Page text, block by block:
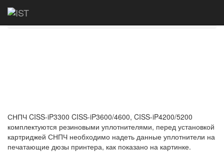
Главная
СНПЧ CISS-iP3300 CISS-iP3600/4600, CISS-iP4200/5200
комплектуются резиновыми уплотнителями, перед установкой
картриджей СНПЧ необходимо надеть данные уплотнители на
печатающие дюзы принтера, как показано на картинке.